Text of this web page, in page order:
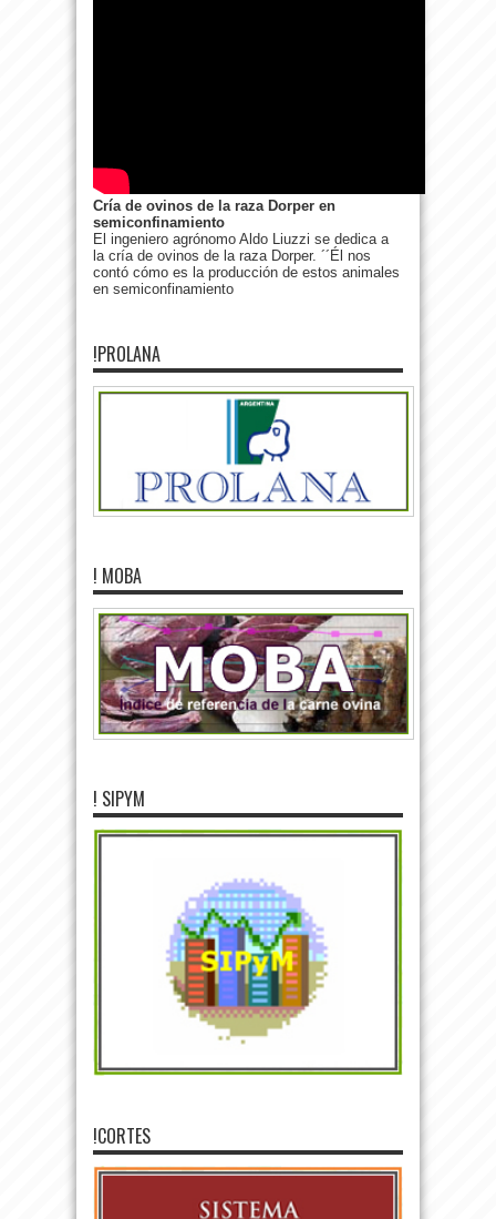
Cría de ovinos de la raza Dorper en
semiconfinamiento
El ingeniero agrónomo Aldo Liuzzi se dedica a
la cría de ovinos de la raza Dorper. ´´Él nos
contó cómo es la producción de estos animales
en semiconfinamiento
!PROLANA
! MOBA
! SIPYM
!CORTES